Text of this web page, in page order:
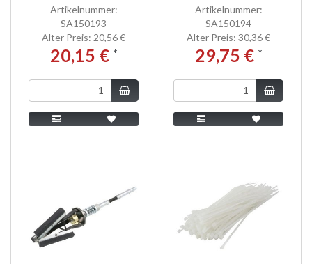
Artikelnummer:
SA150193
Alter Preis: 20,56 €
20,15 € *
Artikelnummer:
SA150194
Alter Preis: 30,36 €
29,75 € *